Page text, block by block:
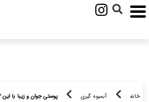
خانه آبمیوه گیری پوستی جوان و زیبا با این 3 آب‌میوه طبیعی